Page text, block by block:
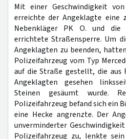
Mit einer Geschwindigkeit
erreichte der Angeklagte eine
Nebenkläger PK O. und die
errichtete Straßensperre. Um
Angeklagten zu beenden,
Polizeifahrzeug vom Typ
auf die Straße gestellt, die aus
Angeklagten gesehen
Steinen gesäumt wurde.
Polizeifahrzeug befand sich ein
eine Hecke angrenzte. Der
unverminderter
Polizeifahrzeug zu, lenkte sein